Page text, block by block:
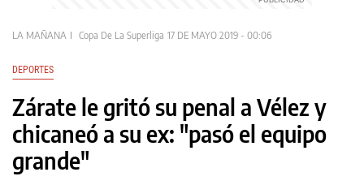
LA MAÑANA Copa De La Superliga 17 DE MAYO 2019 - 00:06
DEPORTES
Zárate le gritó su penal a Vélez y
chicaneó a su ex: "pasó el equipo
grande"